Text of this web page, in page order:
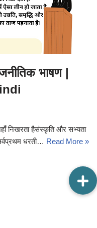
भाषण |
निखरता हैसंस्कृति और सभ्यता
धरती… Read More »